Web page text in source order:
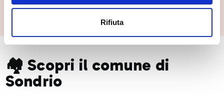
Rifiuta
🏘️ Scopri il comune di
Sondrio